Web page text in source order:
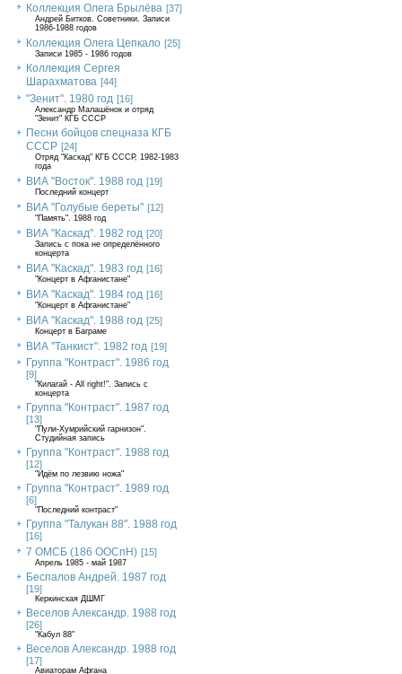
Коллекция Олега Брылёва [37]
Андрей Битков. Советники. Записи
1986-1988 годов
Коллекция Олега Цепкало [25]
Записи 1985 - 1986 годов
Коллекция Сергея
Шарахматова [44]
"Зенит". 1980 год [16]
Александр Малашёнок и отряд
"Зенит" КГБ СССР
Песни бойцов спецназа КГБ
СССР [24]
Отряд "Каскад" КГБ СССР, 1982-1983
года
ВИА "Восток". 1988 год [19]
Последний концерт
ВИА "Голубые береты" [12]
"Память". 1988 год
ВИА "Каскад". 1982 год [20]
Запись с пока не определённого
концерта
ВИА "Каскад". 1983 год [16]
"Концерт в Афганистане"
ВИА "Каскад". 1984 год [16]
"Концерт в Афганистане"
ВИА "Каскад". 1988 год [25]
Концерт в Баграме
ВИА "Танкист". 1982 год [19]
Группа "Контраст". 1986 год
[9]
"Килагай - All right!". Запись с
концерта
Группа "Контраст". 1987 год
[13]
"Пули-Хумрийский гарнизон".
Студийная запись
Группа "Контраст". 1988 год
[12]
"Идём по лезвию ножа"
Группа "Контраст". 1989 год
[6]
"Последний контраст"
Группа "Талукан 88". 1988 год
[16]
7 ОМСБ (186 ООСпН) [15]
Апрель 1985 - май 1987
Беспалов Андрей. 1987 год
[19]
Керкинская ДШМГ
Веселов Александр. 1988 год
[26]
"Кабул 88"
Веселов Александр. 1988 год
[17]
Авиаторам Афгана